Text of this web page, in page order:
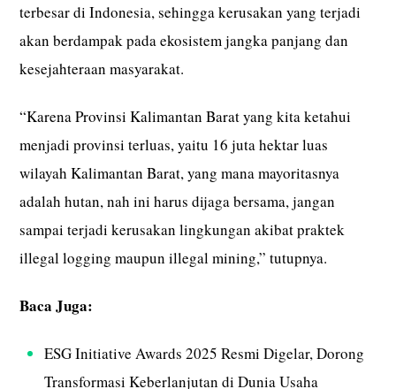
terbesar di Indonesia, sehingga kerusakan yang terjadi
akan berdampak pada ekosistem jangka panjang dan
kesejahteraan masyarakat.
“Karena Provinsi Kalimantan Barat yang kita ketahui
menjadi provinsi terluas, yaitu 16 juta hektar luas
wilayah Kalimantan Barat, yang mana mayoritasnya
adalah hutan, nah ini harus dijaga bersama, jangan
sampai terjadi kerusakan lingkungan akibat praktek
illegal logging maupun illegal mining,” tutupnya.
Baca Juga:
ESG Initiative Awards 2025 Resmi Digelar, Dorong
Transformasi Keberlanjutan di Dunia Usaha